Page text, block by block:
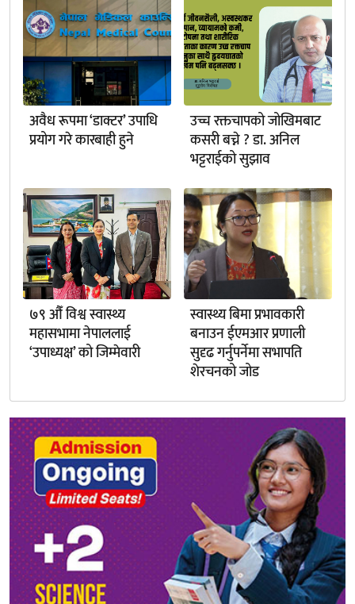
अवैध रूपमा ‘डाक्टर’ उपाधि
प्रयोग गरे कारबाही हुने
उच्च रक्तचापको जोखिमबाट
कसरी बच्ने ? डा. अनिल
भट्टराईको सुझाव
७९ औँ विश्व स्वास्थ्य
महासभामा नेपाललाई
‘उपाध्यक्ष’ को जिम्मेवारी
स्वास्थ्य बिमा प्रभावकारी
बनाउन ईएमआर प्रणाली
सुदृढ गर्नुपर्नेमा सभापति
शेरचनको जोड